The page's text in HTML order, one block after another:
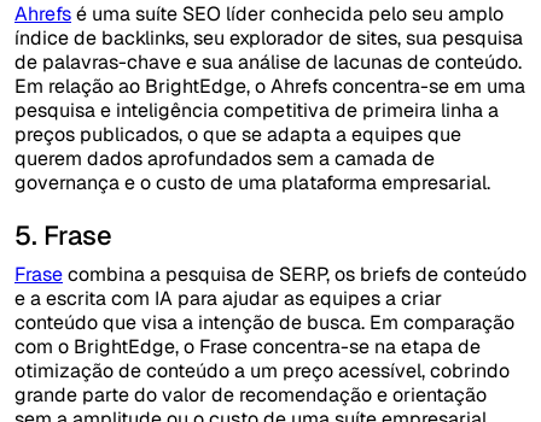
Ahrefsé uma suíte SEO líder conhecida pelo seu amplo
índice de backlinks, seu explorador de sites, sua pesquisa
de palavras-chave e sua análise de lacunas de conteúdo.
Em relação ao BrightEdge, o Ahrefs concentra-se em uma
pesquisa e inteligência competitiva de primeira linha a
preços publicados, o que se adapta a equipes que
querem dados aprofundados sem a camada de
governança e o custo de uma plataforma empresarial.
5. Frase
Frasecombina a pesquisa de SERP, os briefs de conteúdo
e a escrita com IA para ajudar as equipes a criar
conteúdo que visa a intenção de busca. Em comparação
com o BrightEdge, o Frase concentra-se na etapa de
otimização de conteúdo a um preço acessível, cobrindo
grande parte do valor de recomendação e orientação